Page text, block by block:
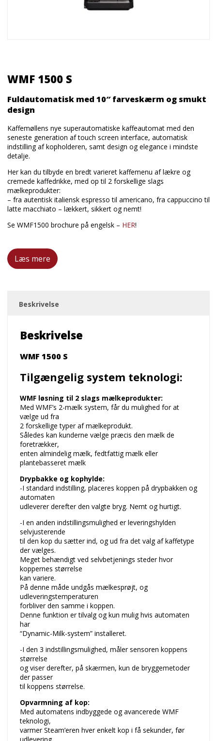
WMF 1500 S
Fuldautomatisk med 10″ farveskærm og smukt
design
Kaffemøllens nye superautomatiske kaffeautomat med den
seneste generation af touch screen interface, automatisk
indstilling af kopholderen, samt design og elegance i mindste
detalje.
Her kan du tilbyde en bredt varieret kaffemenu af lækre og
cremede kaffedrikke, med op til 2 forskellige slags
mælkeprodukter:
– fra autentisk italiensk espresso til americano, fra cappuccino til
latte macchiato – lækkert, sikkert og nemt!
Se WMF1500 brochure på engelsk – HER!
Læs mere
Beskrivelse
Beskrivelse
WMF 1500 S
Tilgængelig system teknologi:
WMF løsning til 2 slags mælkeprodukter:
Med WMF’s 2-mælk system, får du mulighed for at
vælge ud fra
2 forskellige typer af mælkeprodukt.
Således kan kunderne vælge præcis den mælk de
foretrækker,
enten almindelig mælk, fedtfattig mælk eller
plantebasseret mælk
Drypbakke og kophylde:
-I standard indstilling, placeres koppen på drypbakken og
automaten
udleverer derefter den valgte bryg. Nemt og hurtigt.
-I en anden indstillingsmulighed er leveringshylden
selvjusterende
til den kop du sætter ind, og ud fra det valg af kaffetype
der vælges.
Meget behændigt ved selvbetjenings steder hvor
koppernes størrelse
kan variere.
På denne måde undgås mælkesprøjt, og
udleveringstemperaturen
forbliver den samme i koppen.
Denne funktion er tilvalg og kun mulig hvis automaten
har
“Dynamic-Milk-system” installeret.
-I den 3 indstillingsmulighed, måler sensoren koppens
størrelse
og viser derefter, på skærmen, kun de bryggemetoder
der passer
til koppens størrelse.
Opvarmning af kop:
Med automatens indbyggede og avancerede WMF
teknologi,
varmer Steam’eren hver enkelt kop i få sekunder, før
udlevering